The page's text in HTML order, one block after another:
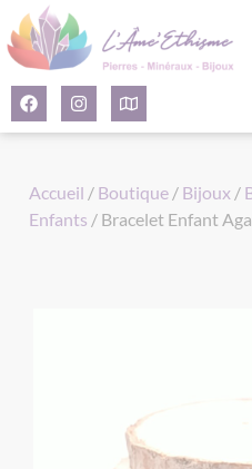
Accueil / Boutique / Bijoux /
Enfants / Bracelet Enfant
Panneau de gestion des cookies